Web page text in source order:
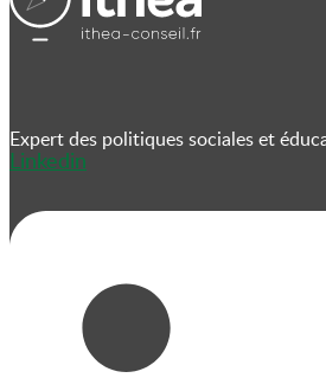
Expert des politiques sociales et
Linkedin